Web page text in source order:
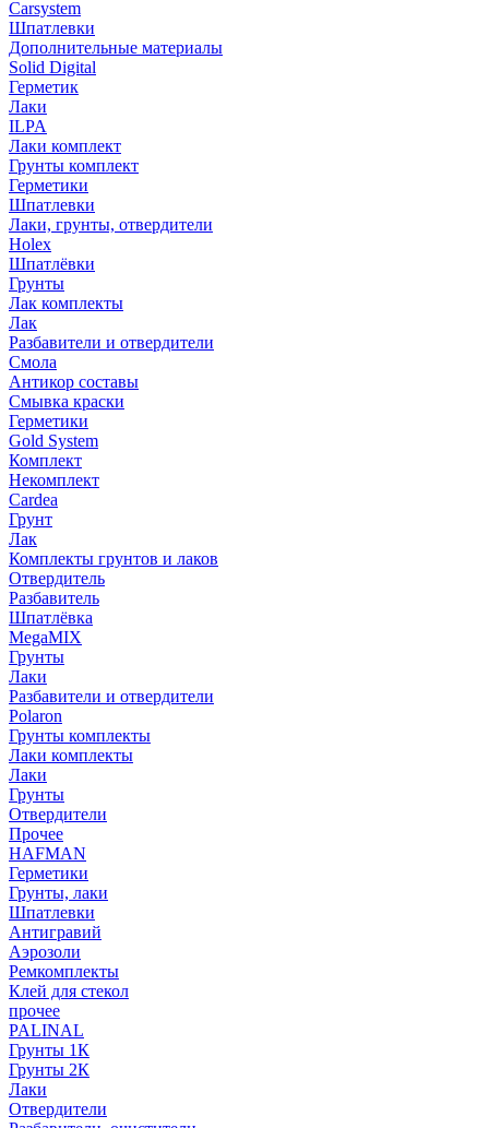
Carsystem
Шпатлевки
Дополнительные материалы
Solid Digital
Герметик
Лаки
ILPA
Лаки комплект
Грунты комплект
Герметики
Шпатлевки
Лаки, грунты, отвердители
Holex
Шпатлёвки
Грунты
Лак комплекты
Лак
Разбавители и отвердители
Смола
Антикор составы
Смывка краски
Герметики
Gold System
Комплект
Некомплект
Cardea
Грунт
Лак
Комплекты грунтов и лаков
Отвердитель
Разбавитель
Шпатлёвка
MegaMIX
Грунты
Лаки
Разбавители и отвердители
Polaron
Грунты комплекты
Лаки комплекты
Лаки
Грунты
Отвердители
Прочее
HAFMAN
Герметики
Грунты, лаки
Шпатлевки
Антигравий
Аэрозоли
Ремкомплекты
Клей для стекол
прочее
PALINAL
Грунты 1К
Грунты 2К
Лаки
Отвердители